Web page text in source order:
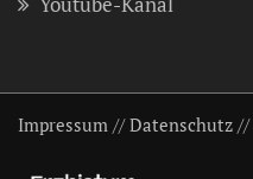
Impressum //Datenschutz //